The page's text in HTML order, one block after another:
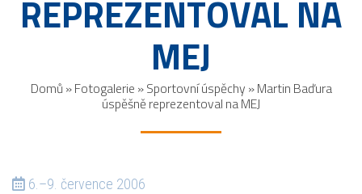
REPREZENTOVAL NA
MEJ
Domů »Fotogalerie »Sportovní úspěchy »Martin Baďura
úspěšně reprezentoval na MEJ
6.–9. července 2006